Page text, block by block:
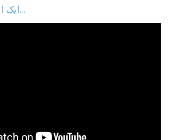
ایک اور شکست حافظ او...